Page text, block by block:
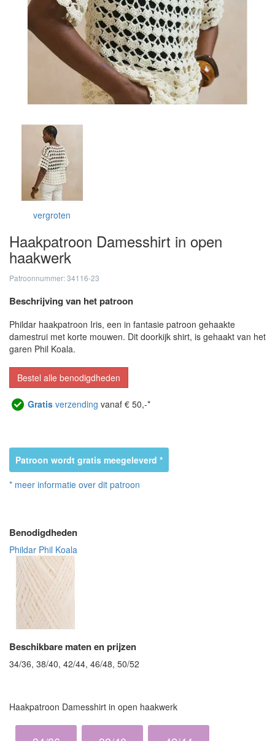
vergroten
Haakpatroon Damesshirt in open
haakwerk
Patroonnummer: 34116-23
Beschrijving van het patroon
Phildar haakpatroon Iris, een in fantasie patroon gehaakte
damestrui met korte mouwen. Dit doorkijk shirt, is gehaakt van het
garen Phil Koala.
Bestel alle benodigdheden
Gratis verzending vanaf € 50,-*
Patroon wordt gratis meegeleverd *
* meer informatie over dit patroon
Benodigdheden
Phildar Phil Koala
Beschikbare maten en prijzen
34/36, 38/40, 42/44, 46/48, 50/52
Haakpatroon Damesshirt in open haakwerk